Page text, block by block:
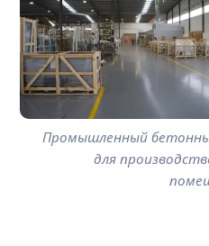
Промышленный
для